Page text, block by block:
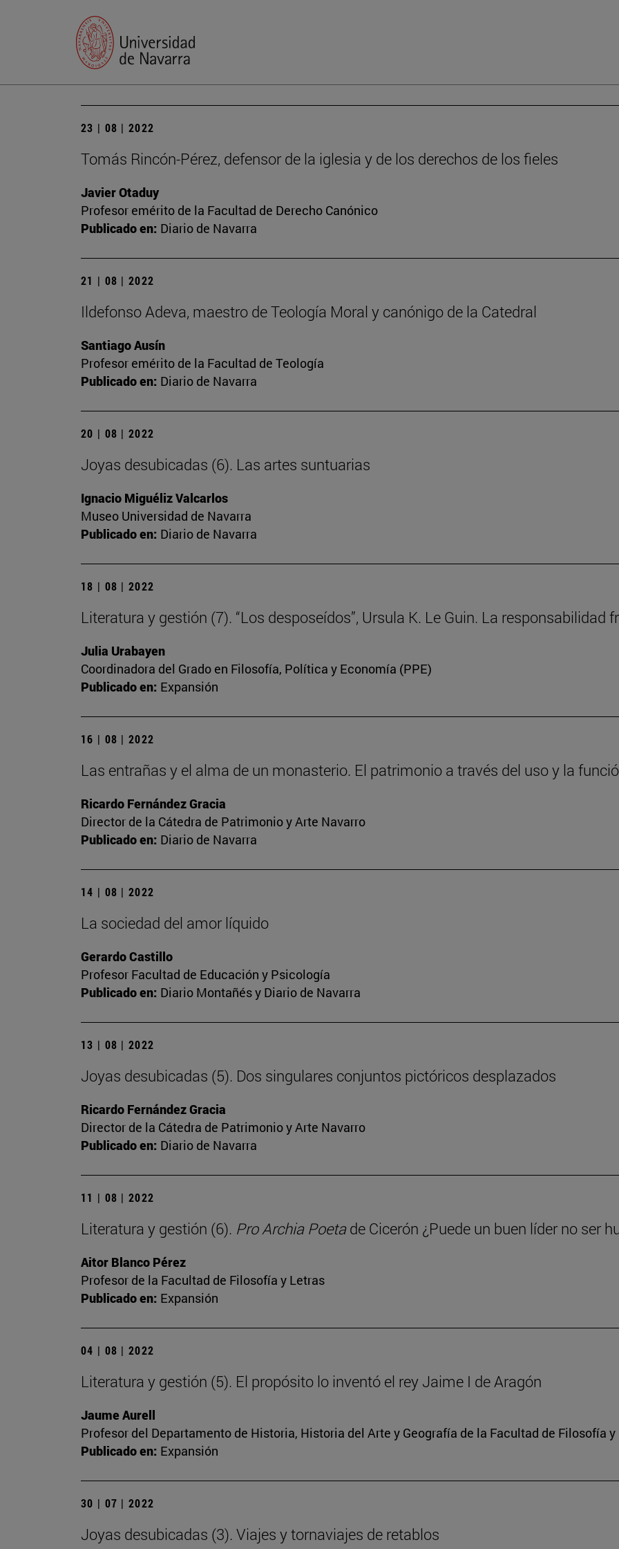
23 | 08 | 2022
Tomás Rincón-Pérez, defensor de la iglesia y de los derechos de los fieles
Javier Otaduy
Profesor emérito de la Facultad de Derecho Canónico
Publicado en: Diario de Navarra
21 | 08 | 2022
Ildefonso Adeva, maestro de Teología Moral y canónigo de la Catedral
Santiago Ausín
Profesor emérito de la Facultad de Teología
Publicado en: Diario de Navarra
20 | 08 | 2022
Joyas desubicadas (6). Las artes suntuarias
Ignacio Miguéliz Valcarlos
Museo Universidad de Navarra
Publicado en: Diario de Navarra
18 | 08 | 2022
Literatura y gestión (7). “Los desposeídos”, Ursula K. Le Guin. La responsabilidad
Julia Urabayen
Coordinadora del Grado en Filosofía, Política y Economía (PPE)
Publicado en: Expansión
16 | 08 | 2022
Las entrañas y el alma de un monasterio. El patrimonio a través del uso y la
Ricardo Fernández Gracia
Director de la Cátedra de Patrimonio y Arte Navarro
Publicado en: Diario de Navarra
14 | 08 | 2022
La sociedad del amor líquido
Gerardo Castillo
Profesor Facultad de Educación y Psicología
Publicado en: Diario Montañés y Diario de Navarra
13 | 08 | 2022
Joyas desubicadas (5). Dos singulares conjuntos pictóricos desplazados
Ricardo Fernández Gracia
Director de la Cátedra de Patrimonio y Arte Navarro
Publicado en: Diario de Navarra
11 | 08 | 2022
Literatura y gestión (6). Pro Archia Poetade Cicerón ¿Puede un buen líder no ser
Aitor Blanco Pérez
Profesor de la Facultad de Filosofía y Letras
Publicado en: Expansión
04 | 08 | 2022
Literatura y gestión (5). El propósito lo inventó el rey Jaime I de Aragón
Jaume Aurell
Profesor del Departamento de Historia, Historia del Arte y Geografía de la Facultad de Filosofía
Publicado en: Expansión
30 | 07 | 2022
Joyas desubicadas (3). Viajes y tornaviajes de retablos